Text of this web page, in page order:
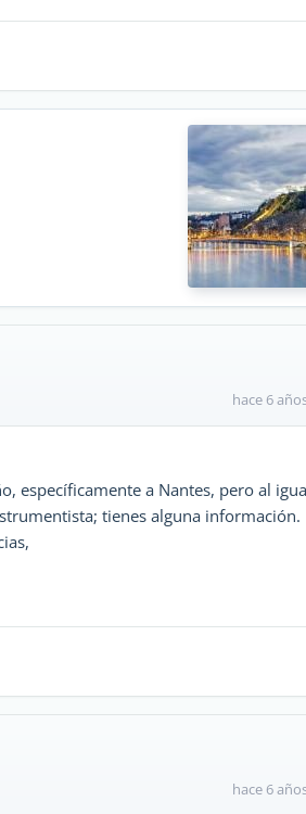
hace 6
específicamente a Nantes, pero al
tienes alguna información.
hace 6